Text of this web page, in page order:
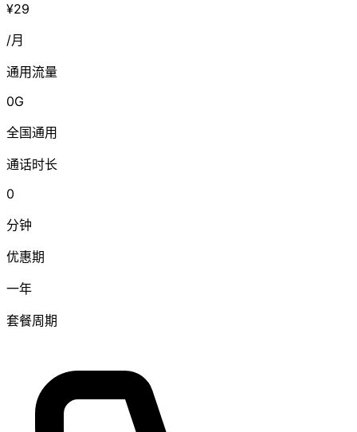
¥29
/月
通用流量
0G
全国通用
通话时长
0
分钟
优惠期
一年
套餐周期